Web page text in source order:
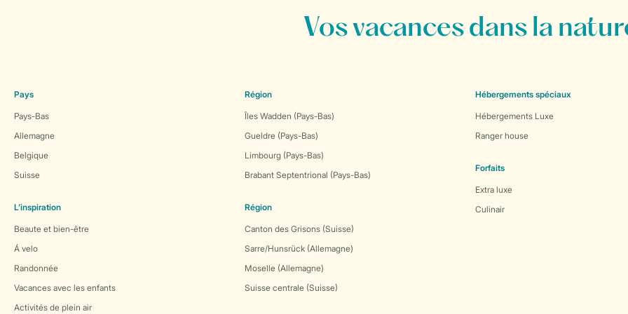
Vos vacances dans la
Pays
Pays-Bas
Allemagne
Belgique
Suisse
L’inspiration
Beaute et bien-être
Á velo
Randonnée
Vacances avec les enfants
Activités de plein air
Région
Îles Wadden (Pays-Bas)
Gueldre (Pays-Bas)
Limbourg (Pays-Bas)
Brabant Septentrional (Pays-Bas)
Région
Canton des Grisons (Suisse)
Sarre/Hunsrück (Allemagne)
Moselle (Allemagne)
Suisse centrale (Suisse)
Hébergements spéciaux
Hébergements Luxe
Ranger house
Forfaits
Extra luxe
Culinair